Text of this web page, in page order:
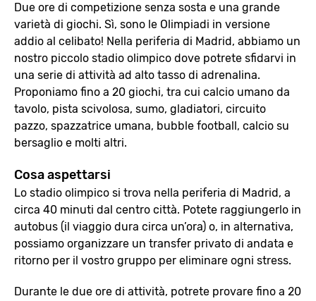
Due ore di competizione senza sosta e una grande
varietà di giochi. Sì, sono le Olimpiadi in versione
addio al celibato! Nella periferia di Madrid, abbiamo un
nostro piccolo stadio olimpico dove potrete sfidarvi in
una serie di attività ad alto tasso di adrenalina.
Proponiamo fino a 20 giochi, tra cui calcio umano da
tavolo, pista scivolosa, sumo, gladiatori, circuito
pazzo, spazzatrice umana, bubble football, calcio su
bersaglio e molti altri.
Cosa aspettarsi
Lo stadio olimpico si trova nella periferia di Madrid, a
circa 40 minuti dal centro città. Potete raggiungerlo in
autobus (il viaggio dura circa un’ora) o, in alternativa,
possiamo organizzare un transfer privato di andata e
ritorno per il vostro gruppo per eliminare ogni stress.
Durante le due ore di attività, potrete provare fino a 20